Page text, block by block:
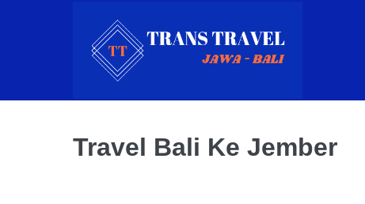
Travel Bali Ke Jember